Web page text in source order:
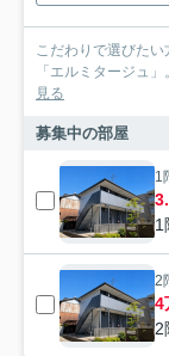
こだわりで選びた
「エルミタージュ
見る
募集中の部屋
1
1
2
4
2